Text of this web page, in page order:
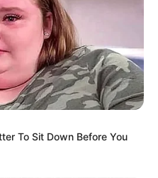
idején nem állt
a magyar embereket,
ki, cserbenhagyta
mondta Magyar
To Sit Down Before You